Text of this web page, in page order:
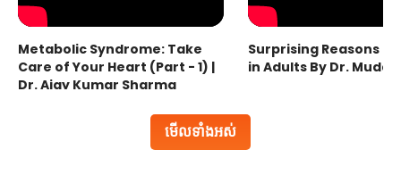
មើលទាំងអស់
Metabolic Syndrome: Take
Care of Your Heart (Part - 1) |
Dr. Ajay Kumar Sharma
Surprising Reasons
in Adults By Dr.